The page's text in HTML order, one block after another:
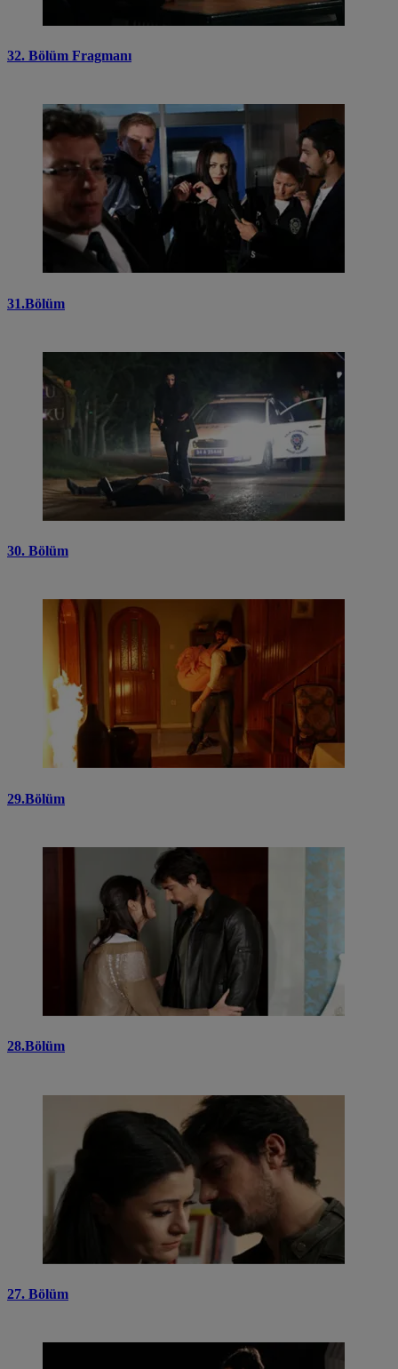
32. Bölüm Fragmanı
31.Bölüm
30. Bölüm
29.Bölüm
28.Bölüm
27. Bölüm